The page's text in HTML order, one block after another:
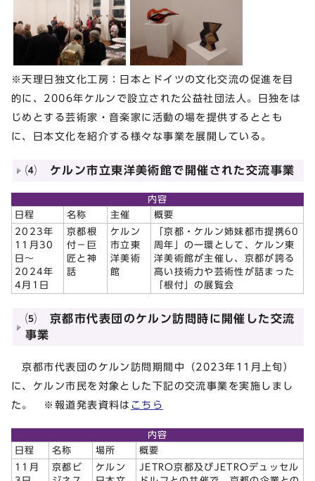
※天理日独文化工房：日本とドイツの文化交流の促進を目
的に、2006年ケルンで設立された公益社団法人。日独をは
じめとする芸術家・音楽家に活動の場を提供するととも
に、日本文化を紹介する様々な事業を展開している。
⑷ ケルン市立東洋美術館で開催された交流事業
内容
日程
名称 主催
概要
2023年
11月30
日～
2024年
4月1日
京都根
付－巨
匠と神
話
ケルン
市立東
洋美術
館
「京都・ケルン姉妹都市提携60
周年」の一環として、ケルン東
洋美術館が主催し、京都が誇る
高い技術力や芸術性が詰まった
「根付」の展覧会
⑸ 京都市代表団のケルン訪問時に開催した交流
事業
京都市代表団のケルン訪問期間中（2023年11月上旬）
に、ケルン市民を対象とした下記の交流事業を実施しまし
た。 ※報道発表資料は こちら
内容
日程
名称 場所
概要
11月
京都ビ
ケルン
JETRO京都及びJETROデュッセル